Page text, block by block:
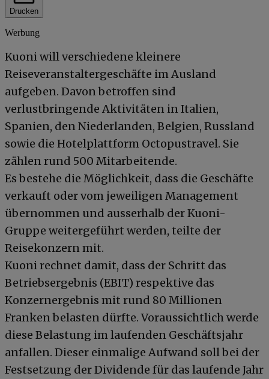
Drucken
Werbung
Kuoni will verschiedene kleinere
Reiseveranstaltergeschäfte im Ausland
aufgeben. Davon betroffen sind
verlustbringende Aktivitäten in Italien,
Spanien, den Niederlanden, Belgien, Russland
sowie die Hotelplattform Octopustravel. Sie
zählen rund 500 Mitarbeitende.
Es bestehe die Möglichkeit, dass die Geschäfte
verkauft oder vom jeweiligen Management
übernommen und ausserhalb der Kuoni-
Gruppe weitergeführt werden, teilte der
Reisekonzern mit.
Kuoni rechnet damit, dass der Schritt das
Betriebsergebnis (EBIT) respektive das
Konzernergebnis mit rund 80 Millionen
Franken belasten dürfte. Voraussichtlich werde
diese Belastung im laufenden Geschäftsjahr
anfallen. Dieser einmalige Aufwand soll bei der
Festsetzung der Dividende für das laufende Jahr